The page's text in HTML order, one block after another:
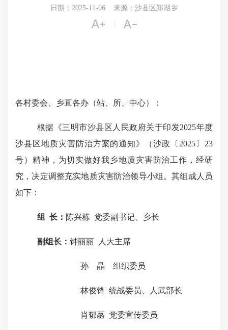
日期：2025-11-06 来源：沙县区郑湖乡
 
各村委会、乡直各办（站、所、中心）：
根据《三明市沙县区 人民政府关于印发2025年度
沙县区地质灾害防治方案的通知》（沙政〔 2025 〕 23
号）精神 ， 为切实做好我乡地质灾害防治工作，经研
究，决定调整充实地质灾害防治领导小组。其组成人员
如下：
组 长： 陈兴栋 党委副书记、乡长
副组长： 钟丽丽 人大主席
孙 晶 组织委员
林俊锋 统战委员、人武部长
肖郁菡 党委宣传委员